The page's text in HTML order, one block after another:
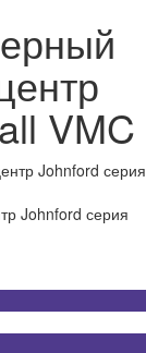
VMC
Johnford серия